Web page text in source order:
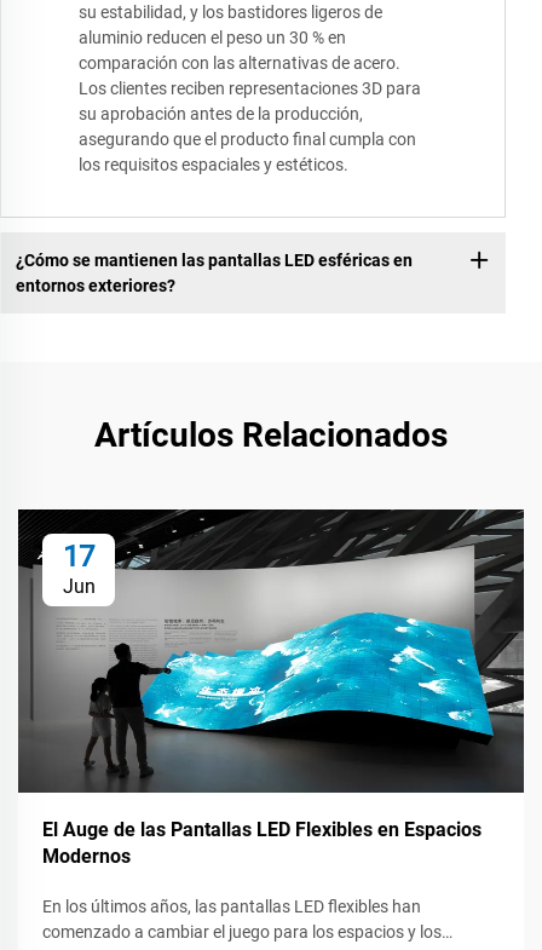
su estabilidad, y los bastidores ligeros de
aluminio reducen el peso un 30 % en
comparación con las alternativas de acero.
Los clientes reciben representaciones 3D para
su aprobación antes de la producción,
asegurando que el producto final cumpla con
los requisitos espaciales y estéticos.
¿Cómo se mantienen las pantallas LED esféricas en
entornos exteriores?
Artículos Relacionados
17
Jun
El Auge de las Pantallas LED Flexibles en Espacios
Modernos
En los últimos años, las pantallas LED flexibles han
comenzado a cambiar el juego para los espacios y los